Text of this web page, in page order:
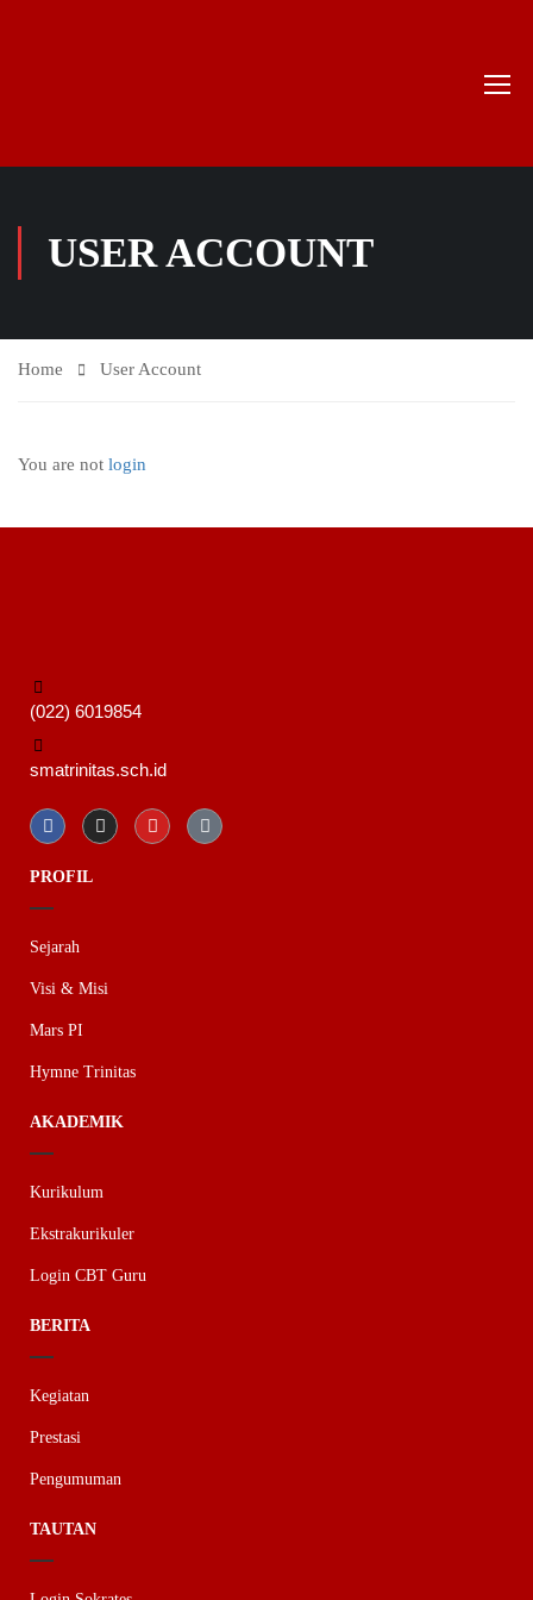
USER ACCOUNT
Home User Account
You are not login
(022) 6019854
smatrinitas.sch.id
PROFIL
Sejarah
Visi & Misi
Mars PI
Hymne Trinitas
AKADEMIK
Kurikulum
Ekstrakurikuler
Login CBT Guru
BERITA
Kegiatan
Prestasi
Pengumuman
TAUTAN